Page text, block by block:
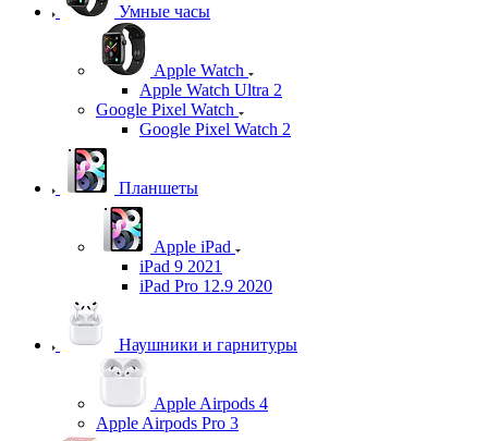
Умные часы
Apple Watch
Apple Watch Ultra 2
Google Pixel Watch
Google Pixel Watch 2
Планшеты
Apple iPad
iPad 9 2021
iPad Pro 12.9 2020
Наушники и гарнитуры
Apple Airpods 4
Apple Airpods Pro 3